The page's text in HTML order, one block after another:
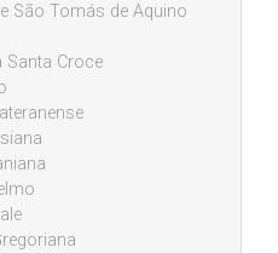
São Tomás de Aquino
Santa Croce